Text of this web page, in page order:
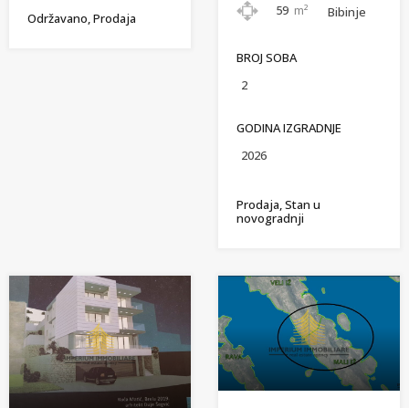
Održavano, Prodaja
59 m²
Bibinje
BROJ SOBA
2
GODINA IZGRADNJE
2026
Prodaja, Stan u
novogradnji